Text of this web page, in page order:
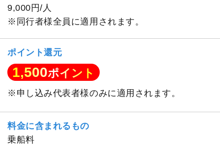
9,000円/人
※同行者様全員に適用されます。
ポイント還元
1,500ポイント
※申し込み代表者様のみに適用されます。
料金に含まれるもの
乗船料